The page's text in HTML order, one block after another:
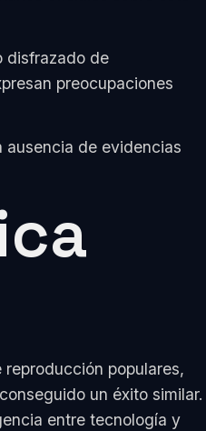
disfrazado de
preocupaciones
ausencia de evidencias
populares,
un éxito similar.
entre tecnología y